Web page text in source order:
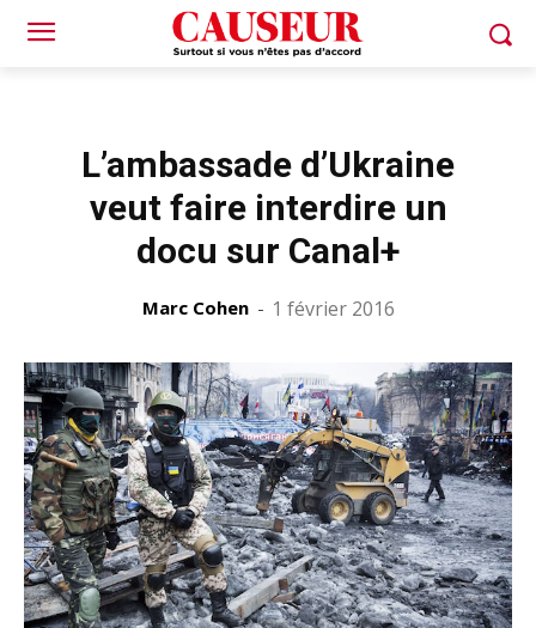
L’ambassade d’Ukraine
veut faire interdire un
docu sur Canal+
Marc Cohen - 1 février 2016